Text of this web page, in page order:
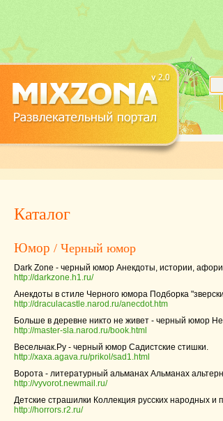
Каталог
Юмор / Черный юмор
Dark Zone - черный юмор Анекдоты, истории,
http://darkzone.h1.ru/
Анекдоты в стиле Черного юмора Подборка
http://draculacastle.narod.ru/anecdot.htm
Больше в деревне никто не живет - черный юмор
http://master-sla.narod.ru/book.html
Весельчак.Ру - черный юмор Садистские стишки.
http://xaxa.agava.ru/prikol/sad1.html
Ворота - литературный альманах Альманах
http://vyvorot.newmail.ru/
Детские страшилки Коллекция русских народных и
http://horrors.r2.ru/